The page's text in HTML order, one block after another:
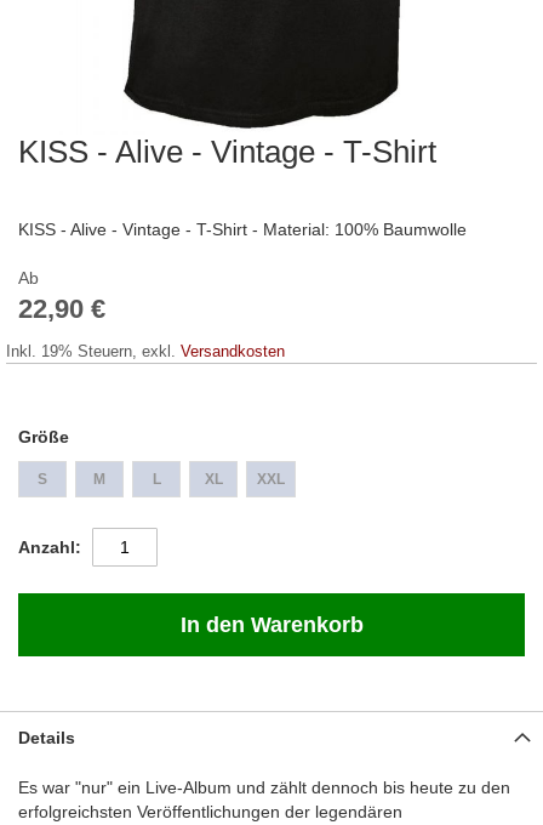
KISS - Alive - Vintage - T-Shirt
KISS - Alive - Vintage - T-Shirt - Material: 100% Baumwolle
Ab
22,90 €
Inkl. 19% Steuern, exkl. Versandkosten
Größe
S M L XL XXL
Anzahl
In den Warenkorb
Zum
Details
Es war "nur" ein Live-Album und zählt dennoch bis heute zu den
erfolgreichsten Veröffentlichungen der legendären